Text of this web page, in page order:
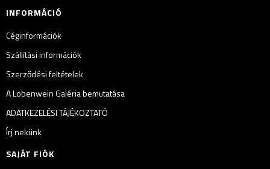
INFORMÁCIÓ
Céginformációk
Szállítási információk
Szerződési feltételek
A Lobenwein Galéria bemutatása
ADATKEZELÉSI TÁJÉKOZTATÓ
Írj nekünk
SAJÁT FIÓK